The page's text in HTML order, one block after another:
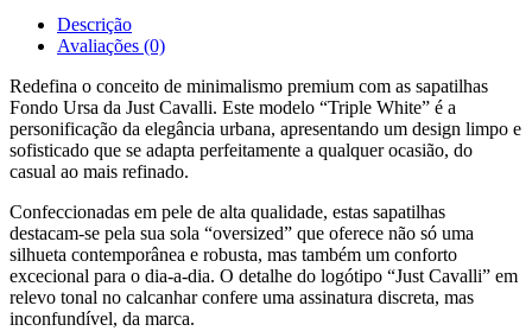
Descrição
Avaliações (0)
Redefina o conceito de minimalismo premium com as sapatilhas
Fondo Ursa da Just Cavalli. Este modelo “Triple White” é a
personificação da elegância urbana, apresentando um design limpo e
sofisticado que se adapta perfeitamente a qualquer ocasião, do
casual ao mais refinado.
Confeccionadas em pele de alta qualidade, estas sapatilhas
destacam-se pela sua sola “oversized” que oferece não só uma
silhueta contemporânea e robusta, mas também um conforto
excecional para o dia-a-dia. O detalhe do logótipo “Just Cavalli” em
relevo tonal no calcanhar confere uma assinatura discreta, mas
inconfundível, da marca.